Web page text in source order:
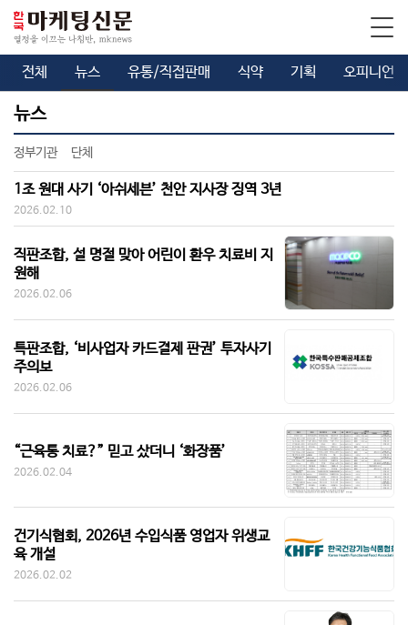
전체 뉴스 유통/직접판매 식약 기획 오피니언
뉴스
정부기관 단체
1조 원대 사기 ‘아쉬세븐’ 천안 지사장 징역 3년
2026.02.10
직판조합, 설 명절 맞아 어린이 환우 치료비 지
원해
2026.02.06
특판조합, ‘비사업자 카드결제 판권’ 투자사기
주의보
2026.02.06
“근육통 치료?” 믿고 샀더니 ‘화장품’
2026.02.04
건기식협회, 2026년 수입식품 영업자 위생교
육 개설
2026.02.02